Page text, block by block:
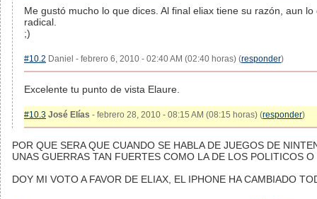
Me gustó mucho lo que dices. Al final eliax tiene su razón, aun
radical.
;)
#10.2 Daniel - febrero 6, 2010 - 02:40 AM (02:40 horas) (responder)
Excelente tu punto de vista Elaure.
#10.3 José Elías - febrero 28, 2010 - 08:15 AM (08:15 horas) (responder)
POR QUE SERA QUE CUANDO SE HABLA DE JUEGOS DE
UNAS GUERRAS TAN FUERTES COMO LA DE LOS POLITICOS
DOY MI VOTO A FAVOR DE ELIAX, EL IPHONE HA CAMBIADO